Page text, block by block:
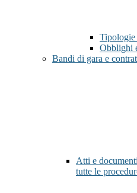
Obblighi
Bandi di gara e
Atti e
tutte le